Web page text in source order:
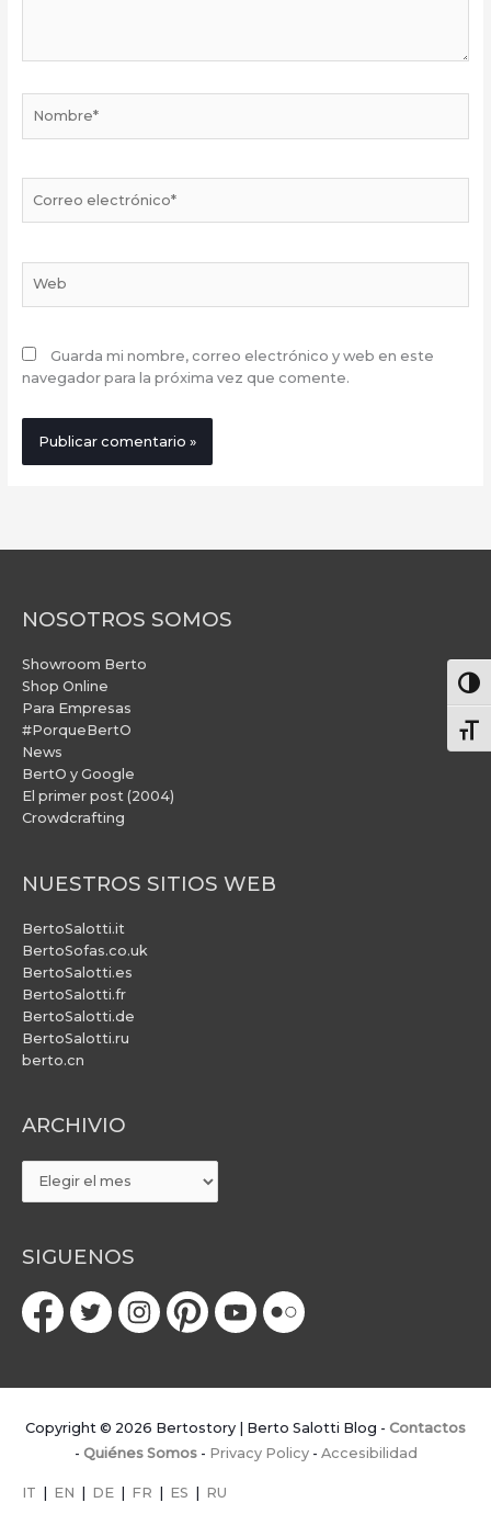
electrónico*
Guarda mi nombre, correo electrónico y web en este
navegador para la próxima vez que comente.
NOSOTROS SOMOS
Showroom Berto
Shop Online
Para Empresas
#PorqueBertO
News
BertO y Google
El primer post (2004)
Crowdcrafting
NUESTROS SITIOS WEB
BertoSalotti.it
BertoSofas.co.uk
BertoSalotti.es
BertoSalotti.fr
BertoSalotti.de
BertoSalotti.ru
berto.cn
ARCHIVIO
ARCHIVIO
SIGUENOS
Copyright © 2026 Bertostory | Berto Salotti Blog - Contactos
- Quiénes Somos- Privacy Policy- Accesibilidad
IT EN DE FR ES RU